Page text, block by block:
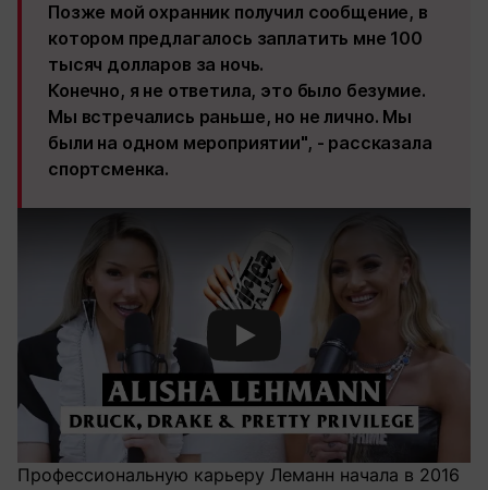
Позже мой охранник получил сообщение, в
котором предлагалось заплатить мне 100
тысяч долларов за ночь.
Конечно, я не ответила, это было безумие.
Мы встречались раньше, но не лично. Мы
были на одном мероприятии", - рассказала
спортсменка.
Смотреть видео YouTube
Профессиональную карьеру Леманн начала в 2016